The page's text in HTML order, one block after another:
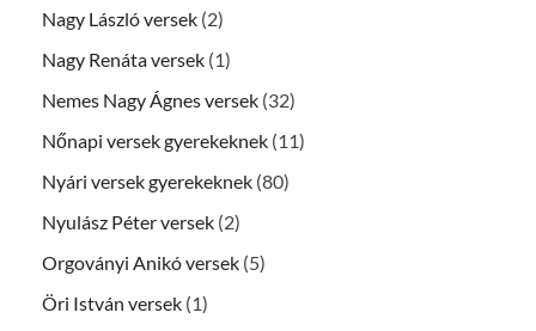
Nagy László versek (2)
Nagy Renáta versek (1)
Nemes Nagy Ágnes versek (32)
Nőnapi versek gyerekeknek (11)
Nyári versek gyerekeknek (80)
Nyulász Péter versek (2)
Orgoványi Anikó versek (5)
Öri István versek (1)